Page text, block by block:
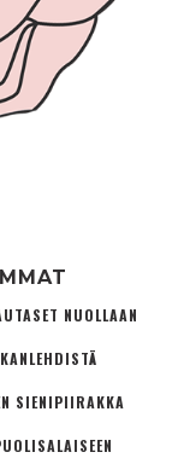
NUOLLAAN
SIENIPIIRAKKA